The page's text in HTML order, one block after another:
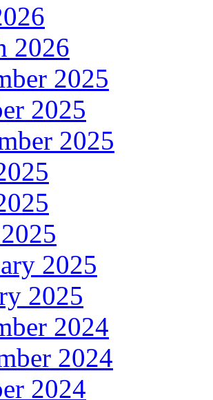
2026
2025
2025
2025
2025
2025
2024
2024
2024